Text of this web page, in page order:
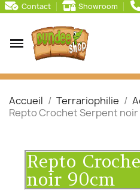
Contact Showroom
Accueil Terrariophilie
Repto Crochet Serpent noir
Repto
noir 90cm